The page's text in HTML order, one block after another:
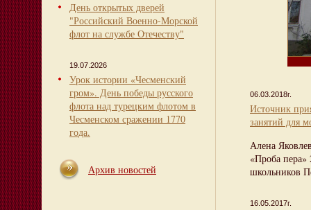
День открытых дверей
"Российский Военно-Морской
флот на службе Отечеству"
19.07.2026
Урок истории «Чесменский
гром». День победы русского
флота над турецким флотом в
Чесменском сражении 1770
года.
Архив новостей
06.03.2018г.
Источник
занятий для
Алена
«Проба пера»
школьников
16.05.2017г.